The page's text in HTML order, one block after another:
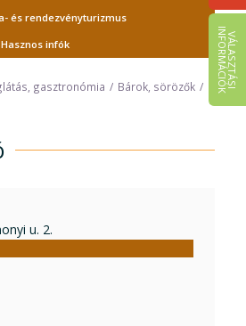
V
Á
L
A
S
Z
T
Á
S
I
IN
F
O
R
M
Á
C
I
Ó
K
és rendezvényturizmus
Hasznos infók
gasztronómia Bárok, sörözők
u. 2.